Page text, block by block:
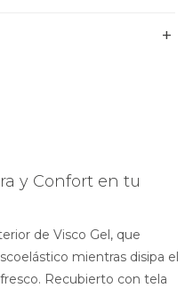
y Confort en tu
de Visco Gel, que
mientras disipa el
Recubierto con tela